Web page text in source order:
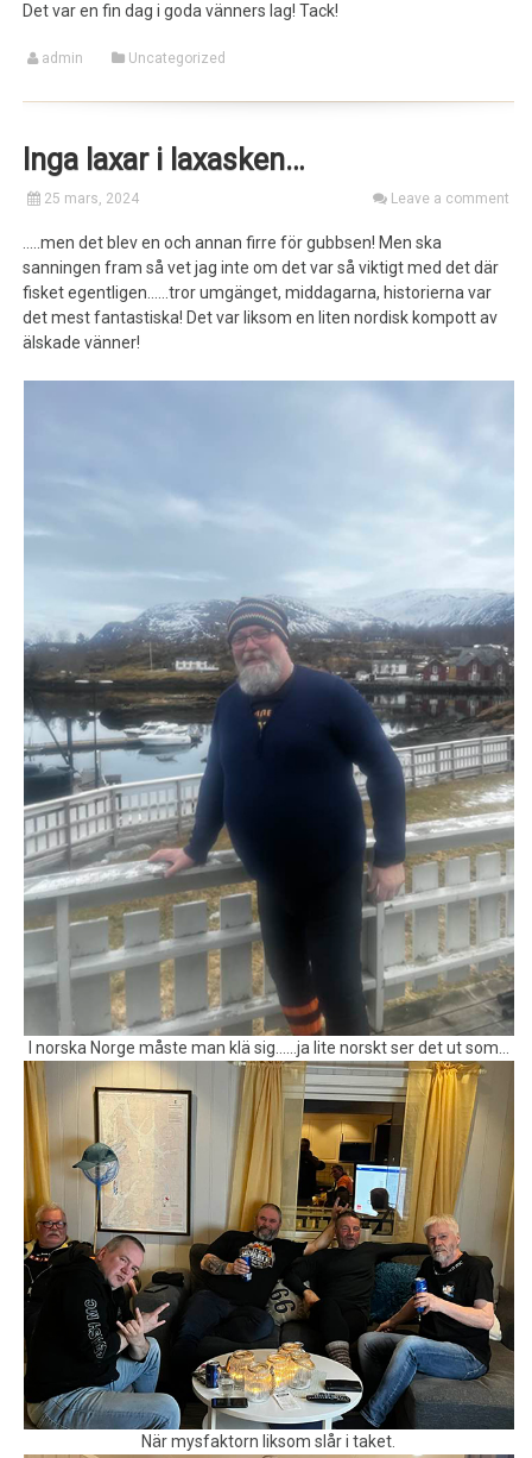
Det var en fin dag i goda vänners lag! Tack!
admin Uncategorized
Inga laxar i laxasken…
25 mars, 2024 Leave a comment
…..men det blev en och annan firre för gubbsen! Men ska
sanningen fram så vet jag inte om det var så viktigt med det där
fisket egentligen……tror umgänget, middagarna, historierna var
det mest fantastiska! Det var liksom en liten nordisk kompott av
älskade vänner!
I norska Norge måste man klä sig……ja lite norskt ser det ut som…
När mysfaktorn liksom slår i taket.